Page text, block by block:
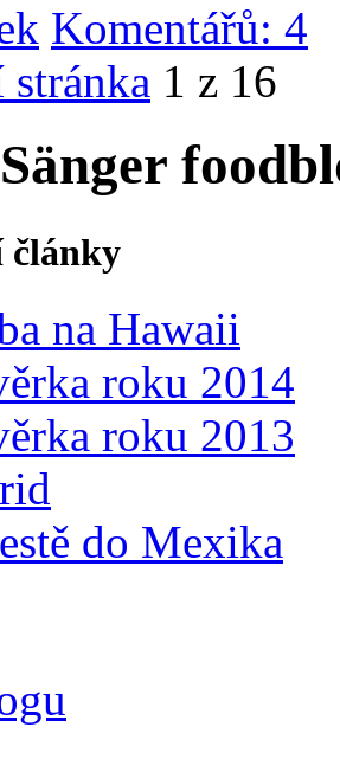
Komentářů: 4
stránka 1 z 16
články
na Hawaii
roku 2014
roku 2013
do Mexika